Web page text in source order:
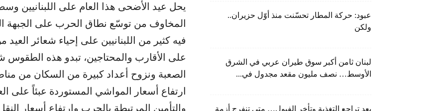
يحل عيد الأضحى هذا العام على اللبنانيين
المخاوف من توسّع نطاق الحرب على الجبهة
فيه كثير من اللبنانيين على إحياء شعائر
على الأقارب والمحتاجين، تبدو هذه الطقوس
الصعبة ونزوح أعداد كبيرة من السكان من
ارتفاع أسعار المواشي المستوردة عبئاً على
والتأمين المرتبطة بالحرب وارتفاع أسعار
عبود: حركة المطار تحسّنت منذ أوّل حزيران..
ولكن
لبنان ثامن أكبر سوق طيران عربي في الشرق
الأوسط… نصف مليون مقعد مجدول في...
بعد تراجع التغذية وتأخر الفيول… متى تنفرج أزمة